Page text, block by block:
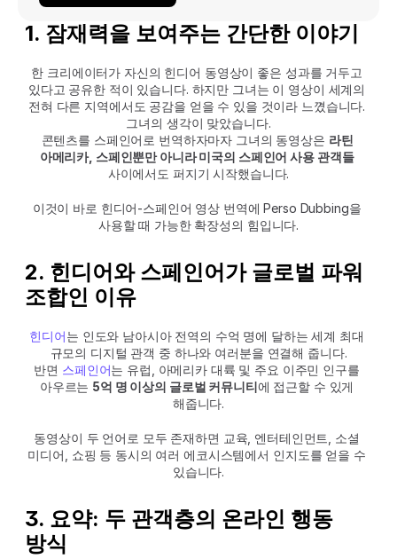
1. 잠재력을 보여주는 간단한 이야기
한 크리에이터가 자신의 힌디어 동영상이 좋은 성과를 거두고
있다고 공유한 적이 있습니다. 하지만 그녀는 이 영상이 세계의
전혀 다른 지역에서도 공감을 얻을 수 있을 것이라 느꼈습니다.
그녀의 생각이 맞았습니다.
콘텐츠를 스페인어로 번역하자마자 그녀의 동영상은 라틴
아메리카, 스페인뿐만 아니라 미국의 스페인어 사용 관객들
사이에서도 퍼지기 시작했습니다.
이것이 바로 힌디어-스페인어 영상 번역에 Perso Dubbing을
사용할 때 가능한 확장성의 힘입니다.
2. 힌디어와 스페인어가 글로벌 파워
조합인 이유
힌디어는 인도와 남아시아 전역의 수억 명에 달하는 세계 최대
규모의 디지털 관객 중 하나와 여러분을 연결해 줍니다.
반면 스페인어는 유럽, 아메리카 대륙 및 주요 이주민 인구를
아우르는 5억 명 이상의 글로벌 커뮤니티에 접근할 수 있게
해줍니다.
동영상이 두 언어로 모두 존재하면 교육, 엔터테인먼트, 소셜
미디어, 쇼핑 등 동시의 여러 에코시스템에서 인지도를 얻을 수
있습니다.
3. 요약: 두 관객층의 온라인 행동
방식